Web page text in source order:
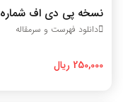
نسخه پی دی اف شماره412
دانلود فهرست و سرمقاله
250,000 ریال